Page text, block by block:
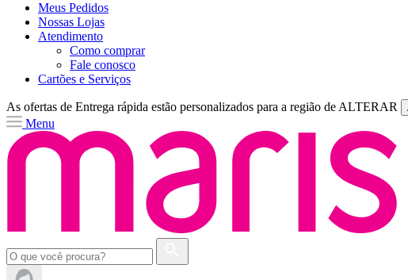
Meus Pedidos
Nossas Lojas
Atendimento
Como comprar
Fale conosco
Cartões e Serviços
As ofertas de Entrega rápida estão personalizados para a região de ALTERAR
Menu